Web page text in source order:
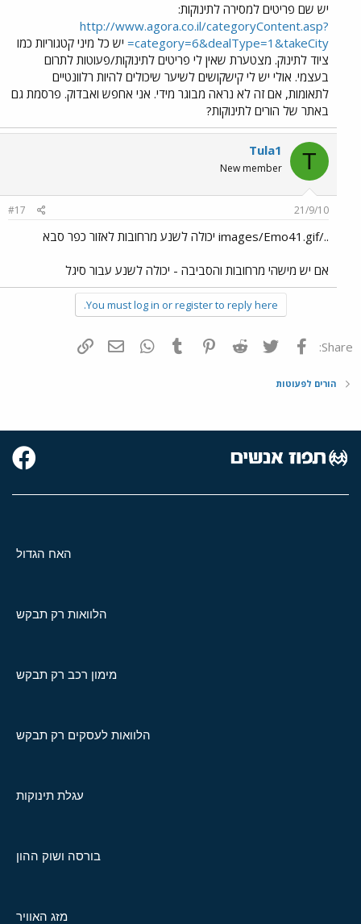
יש שם פריטים למסירה לתינוקות:
http://www.agora.co.il/categoryContent.asp?
category=6&dealType=1&takeCity=
יש כל מיני קטגוריות כמו
ציוד לתינוק. מצטערת שאין לי פריטים לתינוקות/פעוטות לתרום
בעצמי. אולי יש לי קישקושים לשיער שיכולים להיות רלוונטיים
לתאומות, אם זה לא נראה מבוגר מידי. אני אחפש ואבדוק. פרסמת גם
באתר של הורים לתינוקות?
T
Tula1
New member
21/9/10
#17
../images/Emo41.gif יכולה לשנע מרחובות לאזור כפר סבא
אם יש מישהי מרחובות והסביבה - יכולה לשנע עבור סיגל
You must log in or register to reply here.
Share: פייסבוק Twitter
Reddit
Pinterest
Tumblr
WhatsAppדואר אלקטרוני
הורים לפעוטות
האח הגדול
הלוואות רק תבקש
מימון רכב רק תבקש
הלוואות לעסקים רק תבקש
עגלת תינוקות
בורסה ושוק ההון
מזג האוויר